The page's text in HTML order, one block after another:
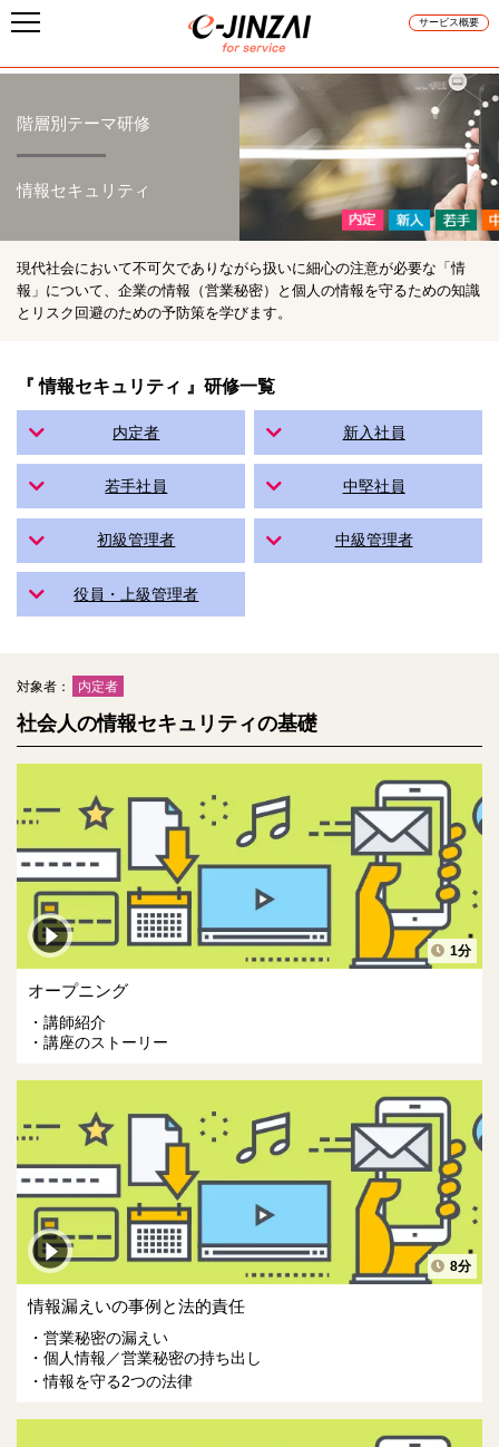
サービス概要
階層別テーマ研修
情報セキュリティ
現代社会において不可欠でありながら扱いに細心の注意が必要な「情
報」について、企業の情報（営業秘密）と個人の情報を守るための知識
とリスク回避のための予防策を学びます。
『 情報セキュリティ 』研修一覧
内定者 新入社員
若手社員 中堅社員
初級管理者 中級管理者
役員・上級管理者
社会人の情報セキュリティの基礎
対象者： 内定者
1分
オープニング
講師紹介
講座のストーリー
8分
情報漏えいの事例と法的責任
営業秘密の漏えい
個人情報／営業秘密の持ち出し
情報を守る2つの法律